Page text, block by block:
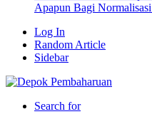
Apapun Bagi
Log In
Random Article
Sidebar
Search for